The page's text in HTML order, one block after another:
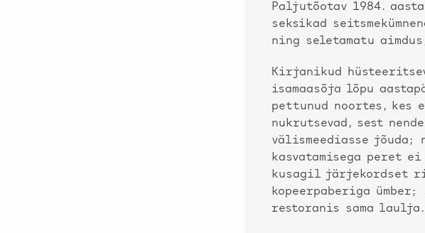
Paljutõotav 1984.
seksikad
ning seletamatu
Kirjanikud
isamaasõja lõpu
pettunud noortes, kes
nukrutsevad, sest
välismeediasse
kasvatamisega peret
kusagil järjekordset
kopeerpaberiga
restoranis sama